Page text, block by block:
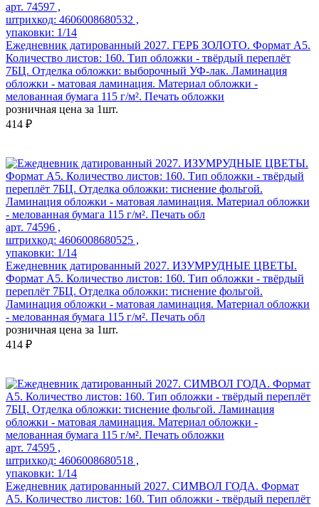
арт. 74597 ,
штрихкод: 4606008680532 ,
упаковки: 1/14
Ежедневник датированный 2027. ГЕРБ ЗОЛОТО. Формат А5.
Количество листов: 160. Тип обложки - твёрдый переплёт
7БЦ. Отделка обложки: выборочный УФ-лак. Ламинация
обложки - матовая ламинация. Материал обложки -
мелованная бумага 115 г/м². Печать обложки
розничная цена за 1шт.
414 ₽
арт. 74596 ,
штрихкод: 4606008680525 ,
упаковки: 1/14
Ежедневник датированный 2027. ИЗУМРУДНЫЕ ЦВЕТЫ.
Формат А5. Количество листов: 160. Тип обложки - твёрдый
переплёт 7БЦ. Отделка обложки: тиснение фольгой.
Ламинация обложки - матовая ламинация. Материал обложки
- мелованная бумага 115 г/м². Печать обл
розничная цена за 1шт.
414 ₽
арт. 74595 ,
штрихкод: 4606008680518 ,
упаковки: 1/14
Ежедневник датированный 2027. СИМВОЛ ГОДА. Формат
А5. Количество листов: 160. Тип обложки - твёрдый переплёт